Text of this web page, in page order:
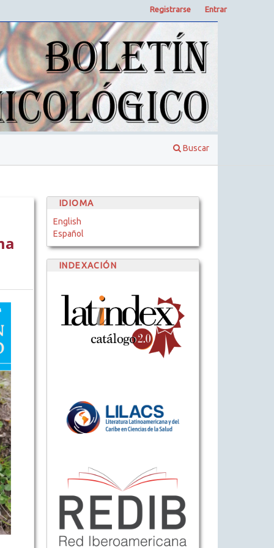
Buscar
Registrarse Entrar
IDIOMA
English
Español
INDEXACIÓN